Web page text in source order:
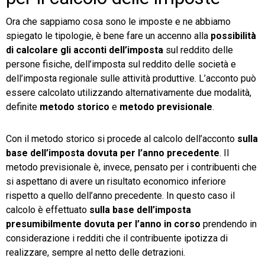
Ora che sappiamo cosa sono le imposte e ne abbiamo
spiegato le tipologie, è bene fare un accenno alla possibilità
di calcolare gli acconti dell’imposta sul reddito delle
persone fisiche, dell’imposta sul reddito delle società e
dell’imposta regionale sulle attività produttive. L’acconto può
essere calcolato utilizzando alternativamente due modalità,
definite metodo storico e metodo previsionale.
Con il metodo storico si procede al calcolo dell’acconto sulla
base dell’imposta dovuta per l’anno precedente. Il
metodo previsionale è, invece, pensato per i contribuenti che
si aspettano di avere un risultato economico inferiore
rispetto a quello dell’anno precedente. In questo caso il
calcolo è effettuato sulla base dell’imposta
presumibilmente dovuta per l’anno in corso prendendo in
considerazione i redditi che il contribuente ipotizza di
realizzare, sempre al netto delle detrazioni.